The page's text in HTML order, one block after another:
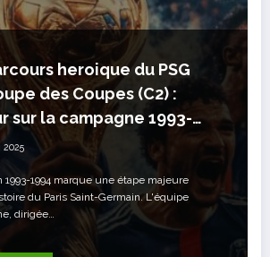
heroique du PSG
des Coupes (C2) :
sur la campagne 1993-
2025
1993-1994 marque une étape majeure
du Paris Saint-Germain. L'équipe
dirigée…